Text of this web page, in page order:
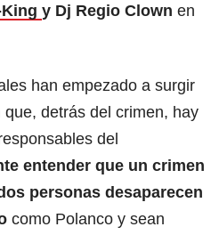
y Dj Regio Clown en
han empezado a surgir
detrás del crimen, hay
del
entender que un crimen
personas desaparecen
como Polanco y sean